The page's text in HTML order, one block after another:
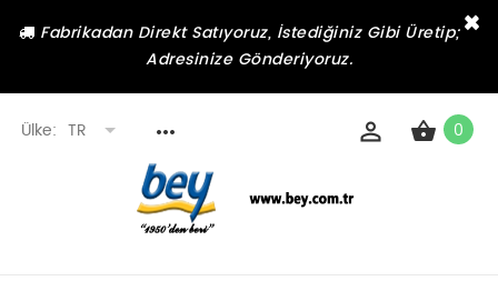
×
Fabrikadan Direkt Satıyoruz, İstediğiniz Gibi Üretip;
Adresinize Gönderiyoruz.
Ülke: TR 0